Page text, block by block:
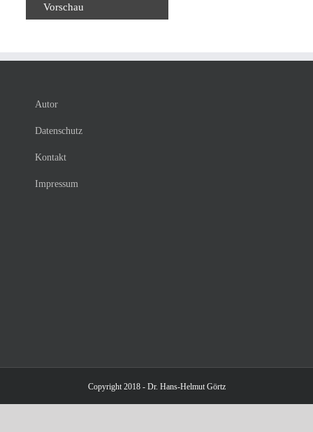
Vorschau
Autor
Datenschutz
Kontakt
Impressum
Copyright 2018 - Dr. Hans-Helmut Görtz